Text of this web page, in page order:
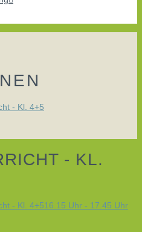
- Kl. 4+5
- KL.
- Kl. 4+516.15 Uhr - 17.45 Uhr